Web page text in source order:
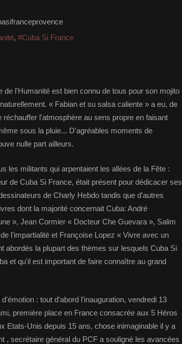
, #Cuba Si France
de l'Humanité est bien connu de tous pour son mojito
« Fabian et su salsa caliente » a eu, de
réchauffer l'atmosphère au sens propre en faisant
sous la pluie... D'agréables moments de
nulle part ailleurs.
les militants qui arpentaient les allées de la Fête :
de Cuba Si France, était présent pour dédicacer ses
de Charly Hebdo tandis que d'autres
dont la majorité concernait Cuba: André
», Jean Cormier « Docteur Che Guevara », Salim
l'impartialité et Françoise Lopez « Vivre avec un
abordés la plupart des thèmes sur lesquels Cuba Si
et qu'il est important de faire connaître au grand
: tout d'abord l'inauguration, vendredi 13
première place en France consacrée aux 5 Héros
Etats-Unis depuis 15 ans, chose inimaginable il y a
, secrétaire général du PCF a souligné les avancées